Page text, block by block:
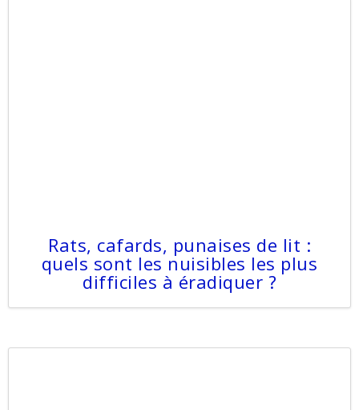
Rats, cafards, punaises de lit :
quels sont les nuisibles les plus
difficiles à éradiquer ?